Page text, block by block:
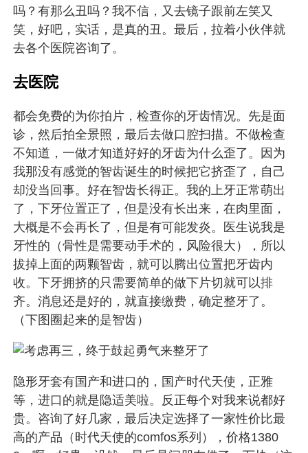
吗？有那么丑吗？我不信，又去镜子跟前左笑又
笑，好吧，实话，是真的丑。最后，拉着小伙伴就
去各个医院咨询了。
去医院
都会免费的为你拍片，检查你的牙齿情况。先是面
诊，然后拍全景照，最后去做口腔扫描。不做检查
不知道，一做才知道好好的牙齿为什么歪了。因为
我那没有感觉的智齿诞生的时候把它挤歪了，自己
却没当回事。好在智齿长得正。我的上牙正常萌出
了，下牙位置正了，但是没有长出来，在肉里面，
大概是不会再长了，但是有可能发炎。医生说我是
牙性的（骨性是需要动手术的，风险很大），所以
拔掉上面的两颗智齿，就可以腾出位置把牙齿内
收。下牙拥挤的只需要简单的做下片切就可以排
齐。消息还是好的，就直接缴费，确定整牙了。
（下图圈起来的是智齿）
隐形牙套有国产和进口的，国产时代天使，正雅
等，进口的就是隐适美啦。反正每个对我来说都好
贵。咨询了好几家，最后决定选择了一家性价比最
高的产品（时代天使的comfos系列），价格1380